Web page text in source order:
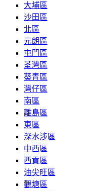
大埔區
沙田區
北區
元朗區
屯門區
荃灣區
葵青區
灣仔區
南區
離島區
東區
深水涉區
中西區
西貢區
油尖旺區
觀塘區